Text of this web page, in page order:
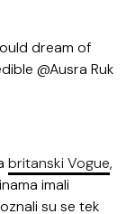
dream of
@Ausra Ruk
britanski Vogue,
imali
su se tek